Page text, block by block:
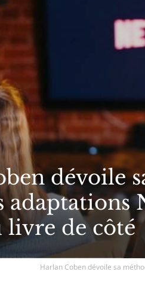
dévoile
adaptations
livre de côté
Harlan Coben dévoile sa